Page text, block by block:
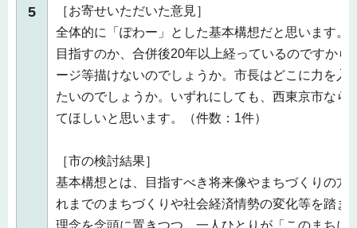
5
［お寄せいただいた意見］
全体的に「ぽわー」とした基本構想だと思います。
目指すのか、合併後20年以上経っているのですから
ージ等描けないのでしょうか。市長はどこに力を入
たいのでしょうか。いずれにしても、西東京市なら
てほしいと思います。（件数：1件）
［市の検討結果］
基本構想とは、目指すべき将来像やまちづくりの方
れまでのまちづくりや社会経済情勢の変化等を踏ま
理念を念頭に置きつつ、一人ひとりが「このまちに